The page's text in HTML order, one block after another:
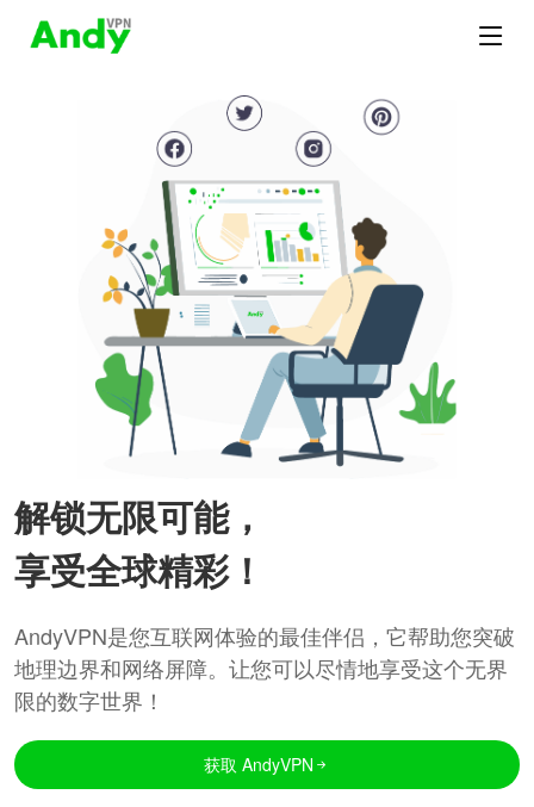
解锁无限可能，
享受全球精彩！
AndyVPN是您互联网体验的最佳伴侣，它帮助您突破
地理边界和网络屏障。让您可以尽情地享受这个无界
限的数字世界！
获取 AndyVPN